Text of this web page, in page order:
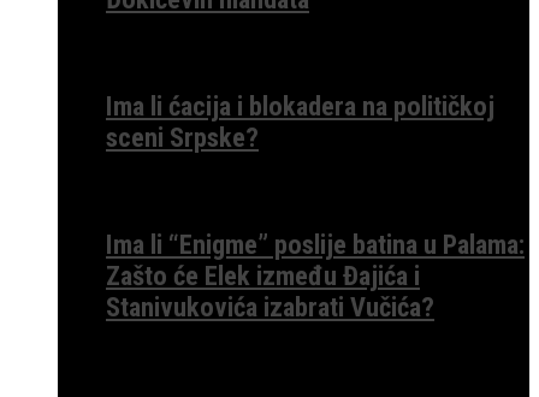
Ima li ćacija i blokadera na političkoj
sceni Srpske?
Ima li “Enigme” poslije batina u Palama:
Zašto će Elek između Đajića i
Stanivukovića izabrati Vučića?